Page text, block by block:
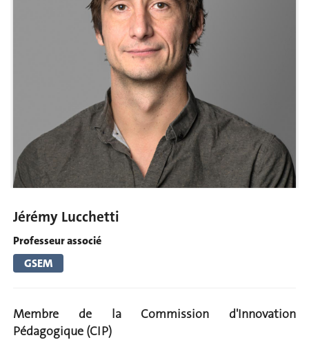
Jérémy Lucchetti
Professeur associé
GSEM
Membre de la Commission d'Innovation
Pédagogique (CIP)